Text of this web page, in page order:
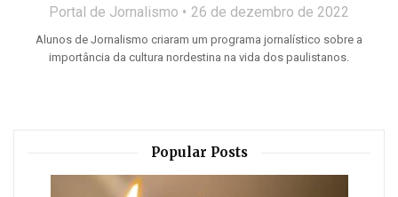
Portal de Jornalismo 26 de dezembro de 2022
Alunos de Jornalismo criaram um programa jornalístico sobre a
importância da cultura nordestina na vida dos paulistanos.
Popular Posts